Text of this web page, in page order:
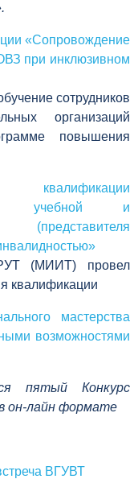
«Сопровождение
при инклюзивном
сотрудников
организаций
повышения
квалификации
учебной и
(представителя
(МИИТ) провел
квалификации
мастерства
возможностями
пятый Конкурс
он-лайн формате
ВГУВТ